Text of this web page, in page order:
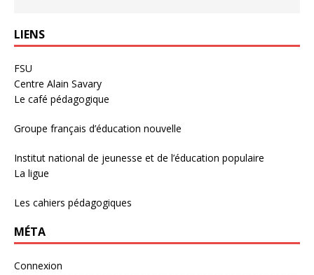
LIENS
FSU
Centre Alain Savary
Le café pédagogique
Groupe français d’éducation nouvelle
Institut national de jeunesse et de l’éducation populaire
La ligue
Les cahiers pédagogiques
MÉTA
Connexion